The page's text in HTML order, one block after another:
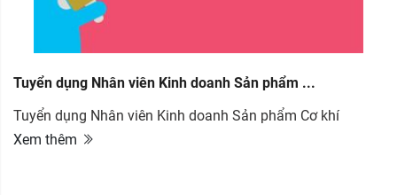
Tuyển dụng Nhân viên Kinh doanh Sản phẩm ...
Tuyển dụng Nhân viên Kinh doanh Sản phẩm Cơ khí
Xem thêm